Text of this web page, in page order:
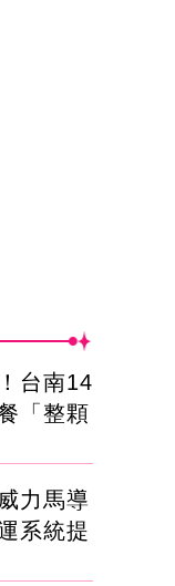
台南14
「整顆
力馬導
系統提